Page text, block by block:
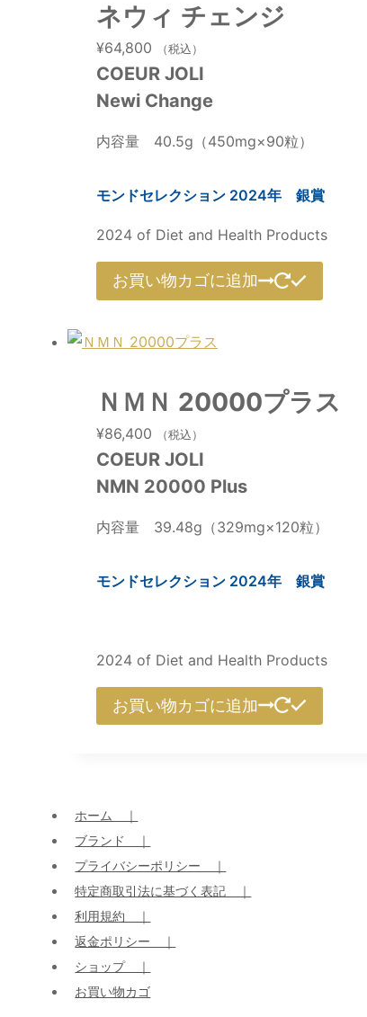
ネウィ チェンジ
¥64,800 （税込）
COEUR JOLI
Newi Change
内容量 40.5g（450mg×90粒）
モンドセレクション 2024年 銀賞
2024 of Diet and Health Products
お買い物カゴに追加
ＮＭＮ 20000プラス
¥86,400 （税込）
COEUR JOLI
NMN 20000 Plus
内容量 39.48g（329mg×120粒）
モンドセレクション 2024年 銀賞
2024 of Diet and Health Products
お買い物カゴに追加
ホーム ｜
ブランド ｜
プライバシーポリシー ｜
特定商取引法に基づく表記 ｜
利用規約 ｜
返金ポリシー ｜
ショップ ｜
お買い物カゴ